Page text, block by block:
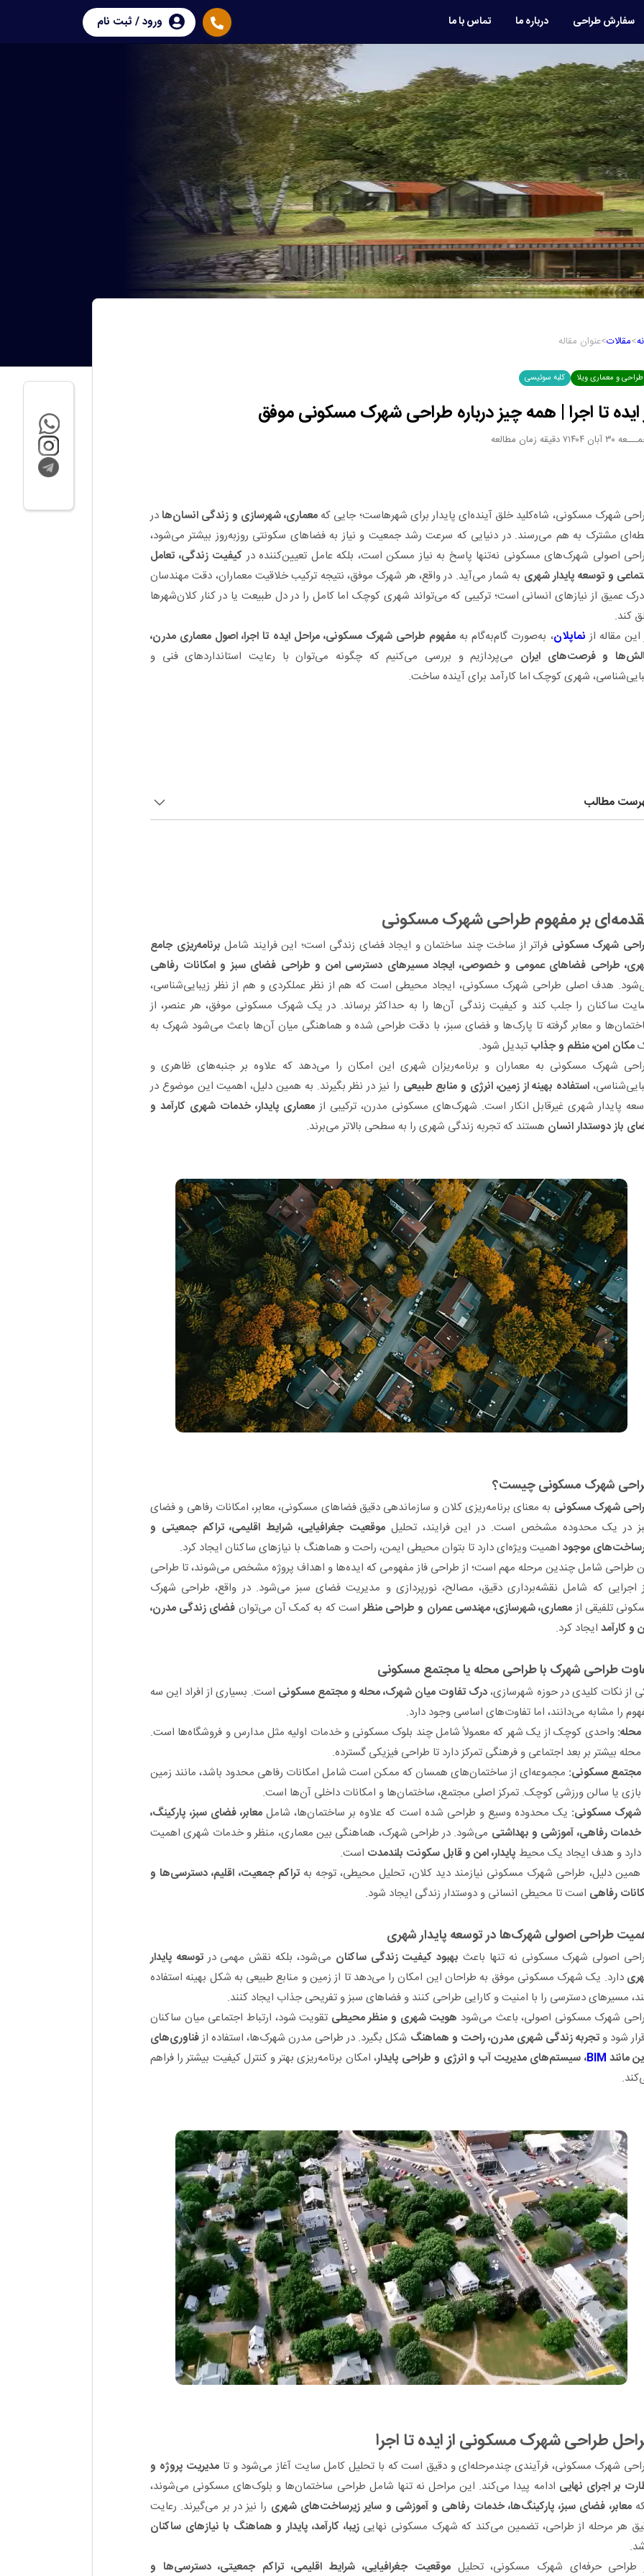
سفارش طراحی درباره ما تماس با ما ورود / ثبت نام
>مقالات>عنوان مقاله
طراحی و معماری ویلا کلبه سوئیسی
ایده تا اجرا | همه چیز درباره طراحی شهرک مسکونی موفق
۳۰ آبان ۱۴۰۴ ۷ دقیقه زمان مطالعه
شهرک مسکونی، شاه‌کلید خلق آینده‌ای پایدار برای شهرهاست؛ جایی کهمعماری، شهرسازی و زندگی انسان‌هادر
مشترک به هم می‌رسند. در دنیایی که سرعت رشد جمعیت و نیاز به فضاهای سکونتی روز‌به‌روز بیشتر می‌شود،
اصولی شهرک‌های مسکونی نه‌تنها پاسخ به نیاز مسکن است، بلکه عامل تعیین‌کننده در کیفیت زندگی، تعامل
و توسعه پایدار شهری به شمار می‌آید. در واقع، هر شهرک موفق، نتیجه ترکیب خلاقیت معماران، دقت مهندسان
عمیق از نیازهای انسانی است؛ ترکیبی که می‌تواند شهری کوچک اما کامل را در دل طبیعت یا در کنار کلان‌شهرها
کند.
این مقاله از نماپلان، به‌صورت گام‌به‌گام به مفهوم طراحی شهرک مسکونی، مراحل ایده تا اجرا، اصول معماری مدرن،
و فرصت‌های ایران می‌پردازیم و بررسی می‌کنیم که چگونه می‌توان با رعایت استانداردهای فنی و
شهری کوچک اما کارآمد برای آینده ساخت.
مطالب
_چالش‌ها و فرصت‌های طراحی شهرک مسکونی در ایران
_سوالات متداول طراحی شهرک مسکونی
بر مفهوم طراحی شهرک مسکونی
شهرک مسکونی فراتر از ساخت چند ساختمان و ایجاد فضای زندگی است؛ این فرایند شامل برنامه‌ریزی جامع
طراحی فضاهای عمومی و خصوصی، ایجاد مسیرهای دسترسی امن و طراحی فضای سبز و امکانات رفاهی
هدف اصلی طراحی شهرک مسکونی، ایجاد محیطی است که هم از نظر عملکردی و هم از نظر زیبایی‌شناسی،
ساکنان را جلب کند و کیفیت زندگی آن‌ها را به حداکثر برساند. در یک شهرک مسکونی موفق، هر عنصر، از
و معابر گرفته تا پارک‌ها و فضای سبز، با دقت طراحی شده و هماهنگی میان آن‌ها باعث می‌شود شهرک به
مکان امن، منظم و جذاب تبدیل شود.
شهرک مسکونی به معماران و برنامه‌ریزان شهری این امکان را می‌دهد که علاوه بر جنبه‌های ظاهری و
استفاده بهینه از زمین، انرژی و منابع طبیعی را نیز در نظر بگیرند. به همین دلیل، اهمیت این موضوع در
پایدار شهری غیرقابل انکار است. شهرک‌های مسکونی مدرن، ترکیبی از معماری پایدار، خدمات شهری کارآمد و
باز دوستدار انسان هستند که تجربه زندگی شهری را به سطحی بالاتر می‌برند.
شهرک مسکونی چیست؟
شهرک مسکونی به معنای برنامه‌ریزی کلان و سازماندهی دقیق فضاهای مسکونی، معابر، امکانات رفاهی و فضای
در یک محدوده مشخص است. در این فرایند، تحلیلموقعیت جغرافیایی، شرایط اقلیمی، تراکم جمعیتی و
موجود اهمیت ویژه‌ای دارد تا بتوان محیطی ایمن، راحت و هماهنگ با نیازهای ساکنان ایجاد کرد.
طراحی شامل چندین مرحله مهم است؛ از طراحی فاز مفهومی که ایده‌ها و اهداف پروژه مشخص می‌شوند، تا طراحی
اجرایی که شامل نقشه‌برداری دقیق، مصالح، نورپردازی و مدیریت فضای سبز می‌شود. در واقع، طراحی شهرک
تلفیقی از معماری، شهرسازی، مهندسی عمران و طراحی منظراست که به کمک آن می‌توان فضای زندگی مدرن،
و کارآمد ایجاد کرد.
طراحی شهرک با طراحی محله یا مجتمع مسکونی
از نکات کلیدی در حوزه شهرسازی،درک تفاوت میان شهرک، محله و مجتمع مسکونی است. بسیاری از افراد این سه
را مشابه می‌دانند، اما تفاوت‌های اساسی وجود دارد.
محله: واحدی کوچک از یک شهر که معمولاً شامل چند بلوک مسکونی و خدمات اولیه مثل مدارس و فروشگاه‌ها است.
محله بیشتر بر بعد اجتماعی و فرهنگی تمرکز دارد تا طراحی فیزیکی گسترده.
مجتمع مسکونی: مجموعه‌ای از ساختمان‌های همسان که ممکن است شامل امکانات رفاهی محدود باشد، مانند زمین
بازی یا سالن ورزشی کوچک. تمرکز اصلی مجتمع، ساختمان‌ها و امکانات داخلی آن‌ها است.
شهرک مسکونی: یک محدوده وسیع و طراحی شده است که علاوه بر ساختمان‌ها، شامل معابر، فضای سبز، پارکینگ،
خدمات رفاهی، آموزشی و بهداشتی می‌شود. در طراحی شهرک، هماهنگی بین معماری، منظر و خدمات شهری اهمیت
دارد و هدف ایجاد یک محیط پایدار، امن و قابل سکونت بلندمدت است.
همین دلیل، طراحی شهرک مسکونی نیازمند دید کلان، تحلیل محیطی، توجه بهتراکم جمعیت، اقلیم، دسترسی‌ها و
رفاهی است تا محیطی انسانی و دوستدار زندگی ایجاد شود.
طراحی اصولی شهرک‌ها در توسعه پایدار شهری
اصولی شهرک مسکونی نه تنها باعث بهبود کیفیت زندگی ساکنان می‌شود، بلکه نقش مهمی درتوسعه پایدار
دارد. یک شهرک مسکونی موفق به طراحان این امکان را می‌دهد تا از زمین و منابع طبیعی به شکل بهینه استفاده
مسیرهای دسترسی را با امنیت و کارایی طراحی کنند و فضاهای سبز و تفریحی جذاب ایجاد کنند.
شهرک مسکونی اصولی، باعث می‌شود هویت شهری و منظر محیطی تقویت شود، ارتباط اجتماعی میان ساکنان
شود وتجربه زندگی شهری مدرن، راحت و هماهنگ شکل بگیرد. در طراحی مدرن شهرک‌ها، استفاده ازفناوری‌های
مانند BIM، سیستم‌های مدیریت آب و انرژی و طراحی پایدار، امکان برنامه‌ریزی بهتر و کنترل کیفیت بیشتر را فراهم
طراحی شهرک مسکونی از ایده تا اجرا
شهرک مسکونی، فرآیندی چندمرحله‌ای و دقیق است که با تحلیل کامل سایت آغاز می‌شود و تا مدیریت پروژه و
بر اجرای نهایی ادامه پیدا می‌کند. این مراحل نه تنها شامل طراحی ساختمان‌ها و بلوک‌های مسکونی می‌شوند،
معابر، فضای سبز، پارکینگ‌ها، خدمات رفاهی و آموزشی و سایر زیرساخت‌های شهری را نیز در بر می‌گیرند. رعایت
هر مرحله از طراحی، تضمین می‌کند که شهرک مسکونی نهاییزیبا، کارآمد، پایدار و هماهنگ با نیازهای ساکنان
طراحی حرفه‌ای شهرک مسکونی، تحلیلموقعیت جغرافیایی، شرایط اقلیمی، تراکم جمعیتی، دسترسی‌ها و